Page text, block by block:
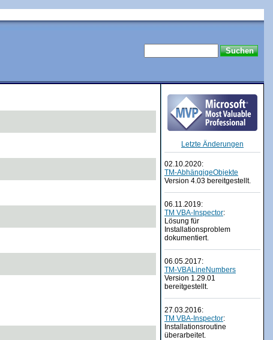
Letzte Änderungen
02.10.2020:
TM-AbhängigeObjekte
Version 4.03 bereitgestellt.
06.11.2019:
TM VBA-Inspector:
Lösung für
Installationsproblem
dokumentiert.
06.05.2017:
TM-VBALineNumbers
Version 1.29.01
bereitgestellt.
27.03.2016:
TM VBA-Inspector:
Installationsroutine
überarbeitet.